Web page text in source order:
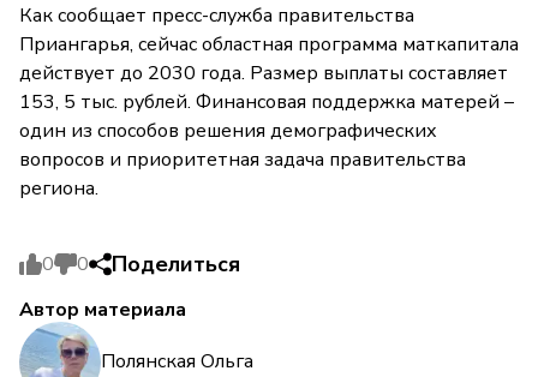
Как сообщает пресс-служба правительства
Приангарья, сейчас областная программа маткапитала
действует до 2030 года. Размер выплаты составляет
153, 5 тыс. рублей. Финансовая поддержка матерей –
один из способов решения демографических
вопросов и приоритетная задача правительства
региона.
0 0 Поделиться
Автор материала
Полянская Ольга